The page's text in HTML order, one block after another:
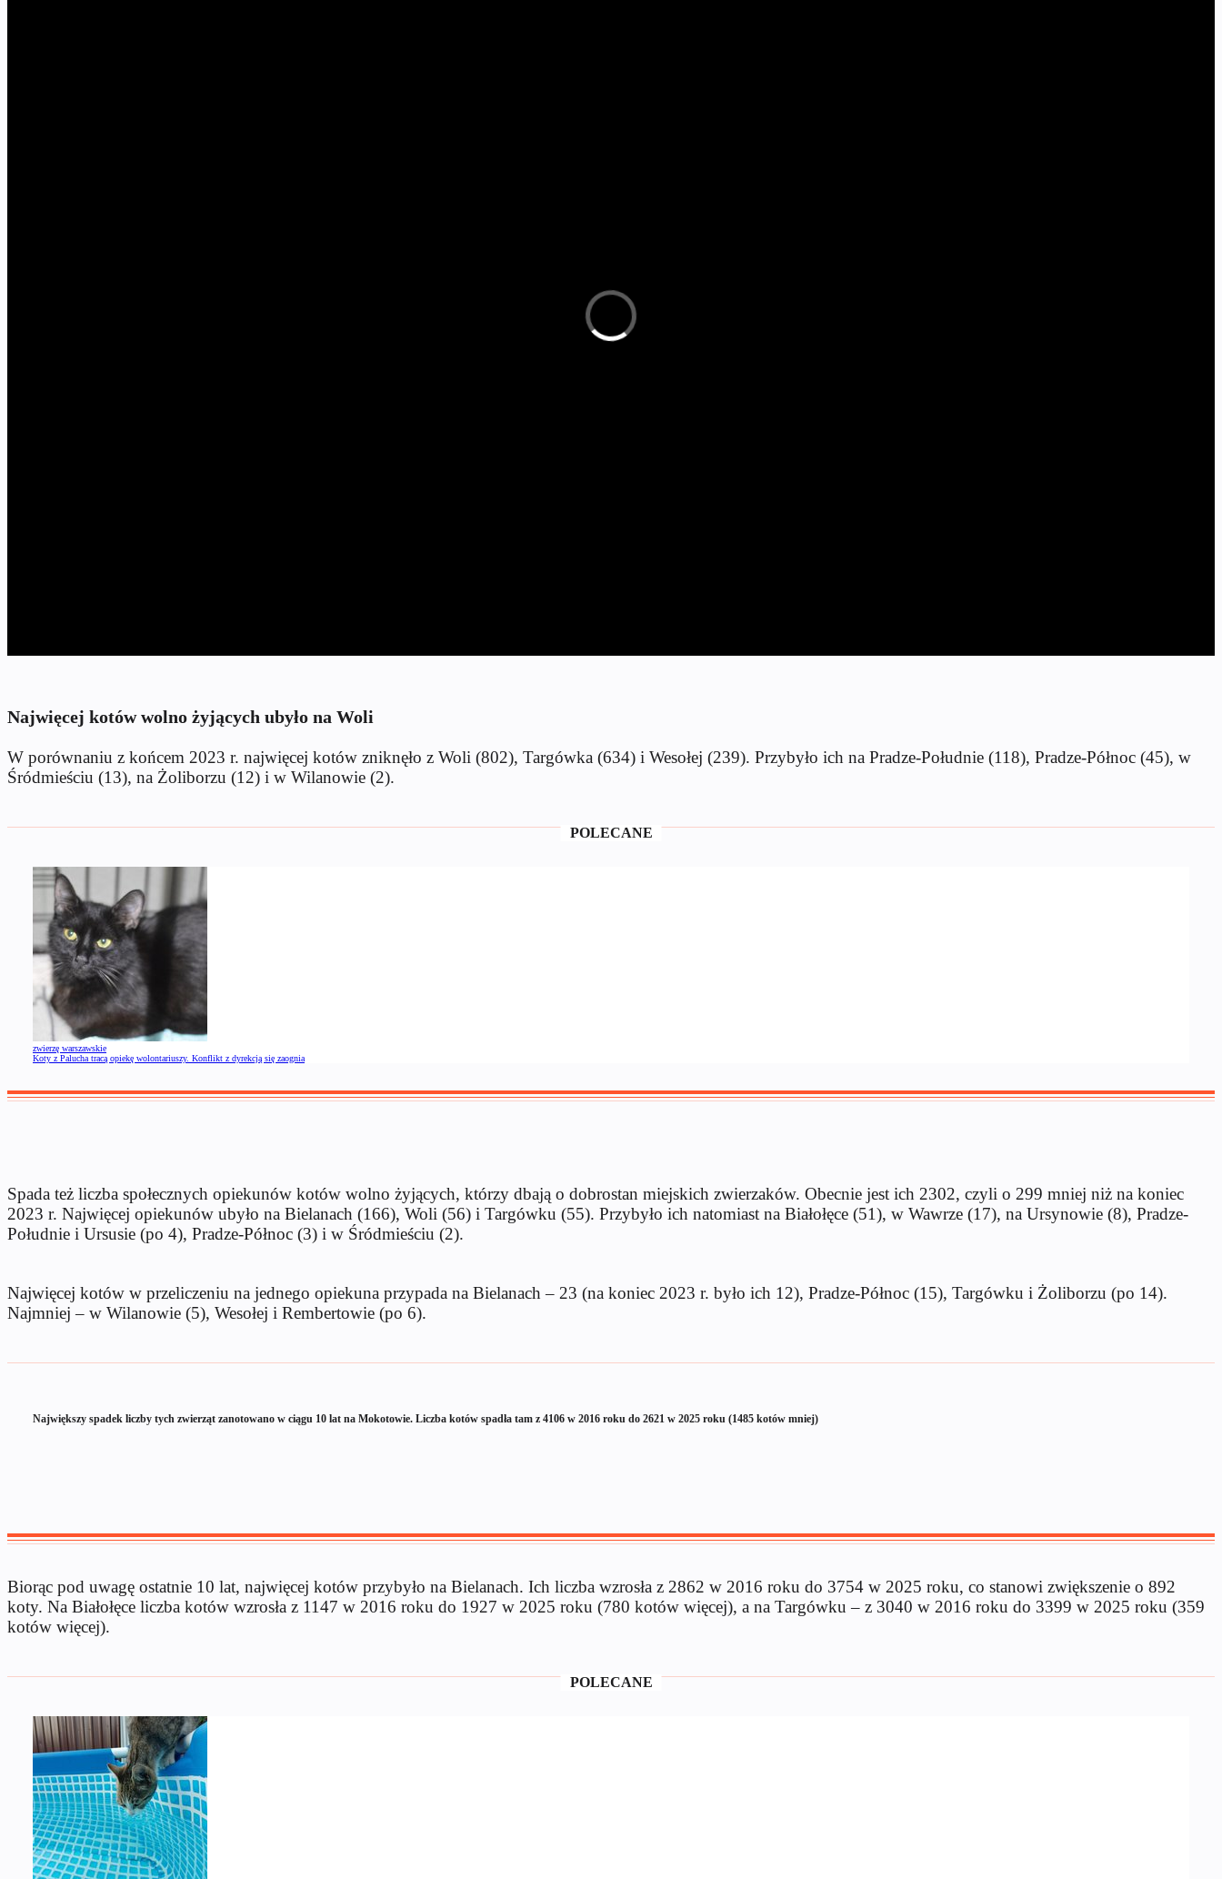
Najwięcej kotów wolno żyjących ubyło na Woli
W porównaniu z końcem 2023 r. najwięcej kotów zniknęło z Woli (802), Targówka (634) i Wesołej (239). Przybyło ich na Pradze-Południe (118), Pradze-Północ (45), w
Śródmieściu (13), na Żoliborzu (12) i w Wilanowie (2).
POLECANE
zwierzę warszawskie
Koty z Palucha tracą opiekę wolontariuszy. Konflikt z dyrekcją się zaognia
Spada też liczba społecznych opiekunów kotów wolno żyjących, którzy dbają o dobrostan miejskich zwierzaków. Obecnie jest ich 2302, czyli o 299 mniej niż na koniec
2023 r. Najwięcej opiekunów ubyło na Bielanach (166), Woli (56) i Targówku (55). Przybyło ich natomiast na Białołęce (51), w Wawrze (17), na Ursynowie (8), Pradze-
Południe i Ursusie (po 4), Pradze-Północ (3) i w Śródmieściu (2).
Najwięcej kotów w przeliczeniu na jednego opiekuna przypada na Bielanach – 23 (na koniec 2023 r. było ich 12), Pradze-Północ (15), Targówku i Żoliborzu (po 14).
Najmniej – w Wilanowie (5), Wesołej i Rembertowie (po 6).
Największy spadek liczby tych zwierząt zanotowano w ciągu 10 lat na Mokotowie. Liczba kotów spadła tam z 4106 w 2016 roku do 2621 w 2025 roku (1485 kotów mniej)
Biorąc pod uwagę ostatnie 10 lat, najwięcej kotów przybyło na Bielanach. Ich liczba wzrosła z 2862 w 2016 roku do 3754 w 2025 roku, co stanowi zwiększenie o 892
koty. Na Białołęce liczba kotów wzrosła z 1147 w 2016 roku do 1927 w 2025 roku (780 kotów więcej), a na Targówku – z 3040 w 2016 roku do 3399 w 2025 roku (359
kotów więcej).
POLECANE